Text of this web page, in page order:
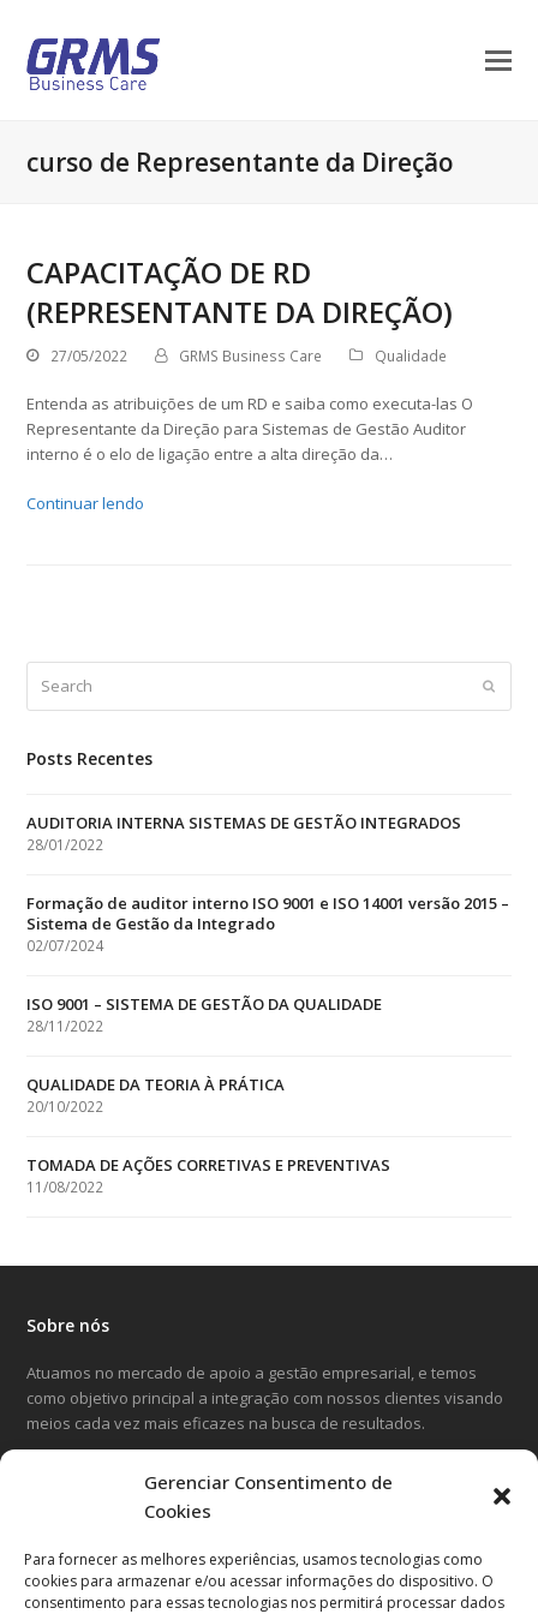
Gerenciar Consentimento de
Cookies
Para fornecer as melhores experiências, usamos tecnologias como
cookies para armazenar e/ou acessar informações do dispositivo. O
consentimento para essas tecnologias nos permitirá processar dados
curso de Representante da Direção
CAPACITAÇÃO DE RD
(REPRESENTANTE DA DIREÇÃO)
27/05/2022 GRMS Business Care Qualidade
Entenda as atribuições de um RD e saiba como executa-las O
Representante da Direção para Sistemas de Gestão Auditor
interno é o elo de ligação entre a alta direção da…
Continuar lendo
Submit
Posts Recentes
AUDITORIA INTERNA SISTEMAS DE GESTÃO INTEGRADOS
28/01/2022
Formação de auditor interno ISO 9001 e ISO 14001 versão 2015 –
Sistema de Gestão da Integrado
02/07/2024
ISO 9001 – SISTEMA DE GESTÃO DA QUALIDADE
28/11/2022
QUALIDADE DA TEORIA À PRÁTICA
20/10/2022
TOMADA DE AÇÕES CORRETIVAS E PREVENTIVAS
11/08/2022
Sobre nós
Atuamos no mercado de apoio a gestão empresarial, e temos
como objetivo principal a integração com nossos clientes visando
meios cada vez mais eficazes na busca de resultados.
FacebookInstagram
Entre em contato
Avenida Cândido Hartmann, 570